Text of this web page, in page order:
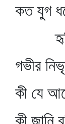
কত যুগ
গভীর
কী যে